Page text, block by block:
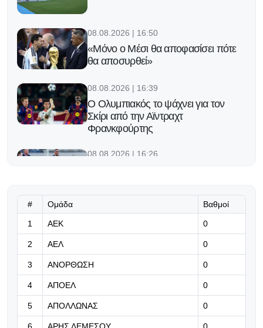
08.08.2026 | 16:50
«Μόνο ο Μέσι θα αποφασίσει πότε
θα αποσυρθεί»
08.08.2026 | 16:39
Ο Ολυμπιακός το ψάχνει για τον
Σκίρι από την Αϊντραχτ
Φρανκφούρτης
08.08.2026 | 16:26
Ομάδα από το Περού γέμισε τη
φανέλα της με περισσότερους από
1000 διαφορετικούς χορηγούς!
08.08.2026 | 16:00
διαπραγματεύσεις με τη Νάπολι για
τον Λουκάκου
# Ομάδα Βαθμοί
1 ΑΕΚ 0
2 ΑΕΛ 0
3 ΑΝΟΡΘΩΣΗ 0
4 ΑΠΟΕΛ 0
5 ΑΠΟΛΛΩΝΑΣ 0
6 ΑΡΗΣ ΛΕΜΕΣΟΥ 0